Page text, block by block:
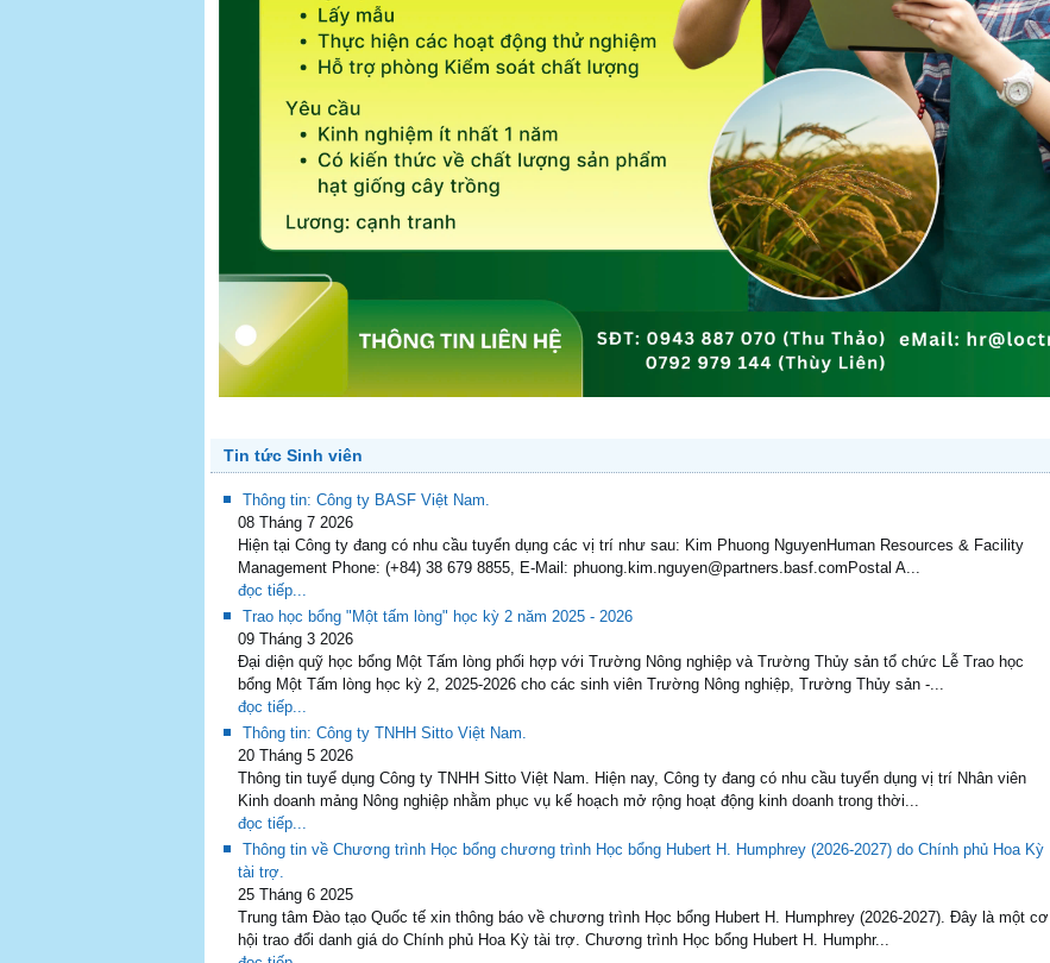
Tin tức Sinh viên
Thông tin: Công ty BASF Việt Nam.
08 Tháng 7 2026
Hiện tại Công ty đang có nhu cầu tuyển dụng các vị trí như sau: Kim Phuong NguyenHuman Resources & Facility
Management Phone: (+84) 38 679 8855, E-Mail: phuong.kim.nguyen@partners.basf.comPostal A...
đọc tiếp...
Trao học bổng "Một tấm lòng" học kỳ 2 năm 2025 - 2026
09 Tháng 3 2026
Đại diện quỹ học bổng Một Tấm lòng phối hợp với Trường Nông nghiệp và Trường Thủy sản tổ chức Lễ Trao học
bổng Một Tấm lòng học kỳ 2, 2025-2026 cho các sinh viên Trường Nông nghiệp, Trường Thủy sản -...
đọc tiếp...
Thông tin: Công ty TNHH Sitto Việt Nam.
20 Tháng 5 2026
Thông tin tuyể dụng Công ty TNHH Sitto Việt Nam. Hiện nay, Công ty đang có nhu cầu tuyển dụng vị trí Nhân viên
Kinh doanh mảng Nông nghiệp nhằm phục vụ kế hoạch mở rộng hoạt động kinh doanh trong thời...
đọc tiếp...
Thông tin về Chương trình Học bổng chương trình Học bổng Hubert H. Humphrey (2026-2027) do Chính phủ Hoa Kỳ
tài trợ.
25 Tháng 6 2025
Trung tâm Đào tạo Quốc tế xin thông báo về chương trình Học bổng Hubert H. Humphrey (2026-2027). Đây là một cơ
hội trao đổi danh giá do Chính phủ Hoa Kỳ tài trợ. Chương trình Học bổng Hubert H. Humphr...